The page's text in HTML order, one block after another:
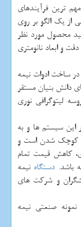
ترین فرآیندهای
از یک الگو بر روی
محصول مورد نظر
و ابعاد نانومتری
در ساخت ادوات نیمه
دانش بنیان مستقر
لیتوگرافی نوری
این سیستم ها و به
کوچک شدن است و
کاهش قیمت تمام
باشد. دستگاه نیمه
و شرکت های
نمونه صنعتی نیمه